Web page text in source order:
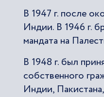
В 1947 г. после
Индии. В 1946 г.
мандата на
В 1948 г. был
собственного
Индии,